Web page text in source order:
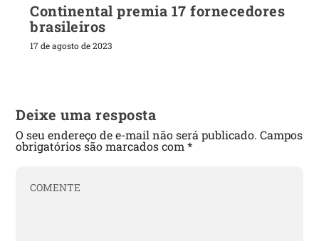
Continental premia 17 fornecedores
brasileiros
17 de agosto de 2023
Deixe uma resposta
O seu endereço de e-mail não será publicado. Campos
obrigatórios são marcados com*